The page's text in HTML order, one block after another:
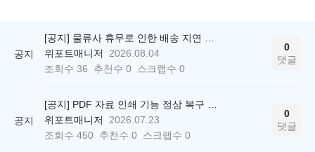
공지
위포트매니저
2026.08.04
조회수 36 추천수 0 스크랩수 0
0
댓글
공지
위포트매니저
2026.07.23
조회수 450 추천수 0 스크랩수 0
0
댓글